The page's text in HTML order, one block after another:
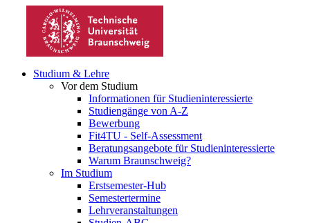
Studium & Lehre
Vor dem Studium
Informationen für Studieninteressierte
Studiengänge von A-Z
Bewerbung
Fit4TU - Self-Assessment
Beratungsangebote für Studieninteressierte
Warum Braunschweig?
Im Studium
Erstsemester-Hub
Semestertermine
Lehrveranstaltungen